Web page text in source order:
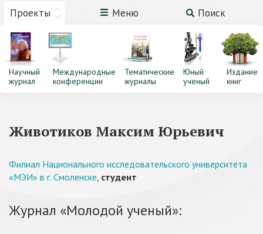
Проекты Меню Поиск
Научный
журнал
Международные
конференции
Тематические
журналы
Юный
ученый
Издание
книг
Животиков Максим Юрьевич
Филиал Национального исследовательского университета
«МЭИ» в г. Смоленске, студент
Журнал «Молодой ученый»: